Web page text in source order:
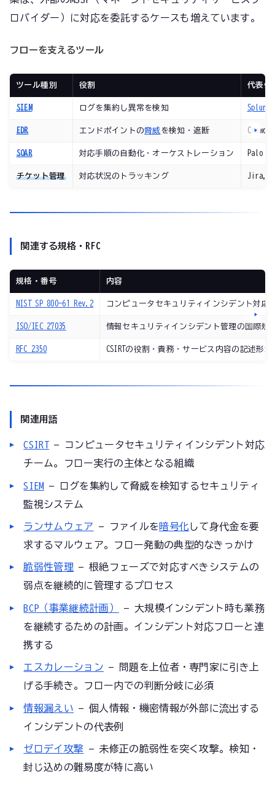
ロバイダー）に対応を委託するケースも増えています。
フローを支えるツール
ツール種別 役割 代表例
SIEM ログを集約し異常を検知 Splunk
EDR エンドポイントの脅威を検知・遮断
SOAR 対応手順の自動化・オーケストレーション Palo
チケット管理 対応状況のトラッキング Jira,
関連する規格・RFC
規格・番号 内容
NIST SP 800-61 Rev.2 コンピュータセキュリティインシデント対応
ISO/IEC 27035 情報セキュリティインシデント管理の国際規
RFC 2350 CSIRTの役割・責務・サービス内容の記述形
関連用語
CSIRT — コンピュータセキュリティインシデント対応
チーム。フロー実行の主体となる組織
SIEM
— ログを集約して脅威を検知するセキュリティ
監視システム
ランサムウェア — ファイルを暗号化 して身代金を要
求するマルウェア。フロー発動の典型的なきっかけ
脆弱性管理 — 根絶フェーズで対応すべきシステムの
弱点を継続的に管理するプロセス
BCP（事業継続計画）
— 大規模インシデント時も業務
を継続するための計画。インシデント対応フローと連
携する
エスカレーション — 問題を上位者・専門家に引き上
げる手続き。フロー内での判断分岐に必須
情報漏えい — 個人情報・機密情報が外部に流出する
インシデントの代表例
ゼロデイ攻撃 — 未修正の脆弱性を突く攻撃。検知・
封じ込めの難易度が特に高い